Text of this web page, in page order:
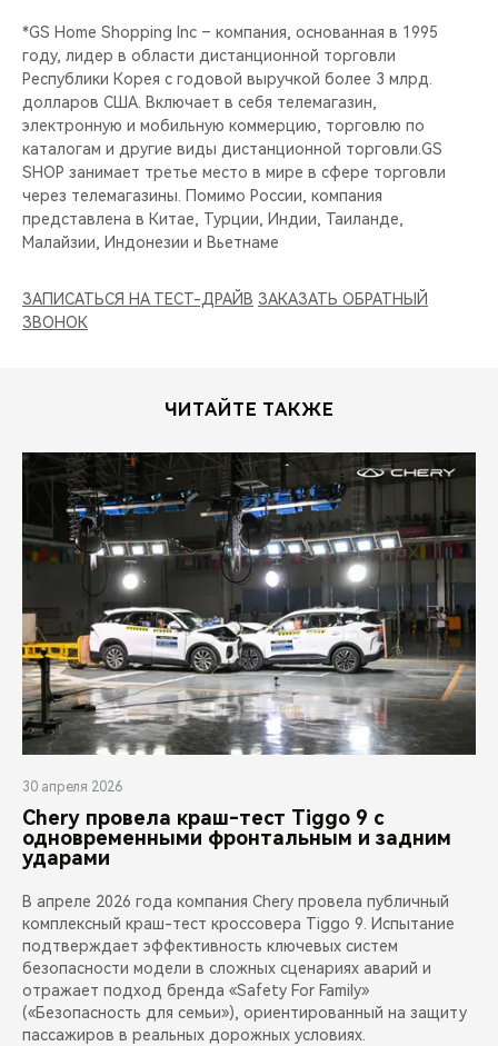
*GS Home Shopping Inc – компания, основанная в 1995
году, лидер в области дистанционной торговли
Республики Корея с годовой выручкой более 3 млрд.
долларов США. Включает в себя телемагазин,
электронную и мобильную коммерцию, торговлю по
каталогам и другие виды дистанционной торговли.GS
SHOP занимает третье место в мире в сфере торговли
через телемагазины. Помимо России, компания
представлена в Китае, Турции, Индии, Таиланде,
Малайзии, Индонезии и Вьетнаме
ЗАПИСАТЬСЯ НА ТЕСТ-ДРАЙВ ЗАКАЗАТЬ ОБРАТНЫЙ
ЗВОНОК
ЧИТАЙТЕ ТАКЖЕ
30 апреля 2026
Chery провела краш-тест Tiggo 9 с
одновременными фронтальным и задним
ударами
В апреле 2026 года компания Chery провела публичный
комплексный краш-тест кроссовера Tiggo 9. Испытание
подтверждает эффективность ключевых систем
безопасности модели в сложных сценариях аварий и
отражает подход бренда «Safety For Family»
(«Безопасность для семьи»), ориентированный на защиту
пассажиров в реальных дорожных условиях.